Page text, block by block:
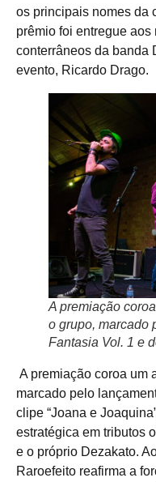
os principais nomes da
prêmio foi entregue
conterrâneos da banda
evento, Ricardo Drago.
A premiação
o grupo, marcado
Fantasia Vol. 1 e
A premiação coroa um
marcado pelo
clipe “Joana e
estratégica em tributos
e o próprio Dezakato.
Raroefeito reafirma a